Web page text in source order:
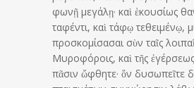
φωνῇ μεγάλῃ· καὶ ἑκουσίως
ταφέντι, καὶ τάφῳ τεθειμένῳ,
προσκομίσασαι σὺν ταῖς
Μυροφόροις, καὶ τῆς
πᾶσιν ὤφθητε· ὅν δυσωπεῖτε